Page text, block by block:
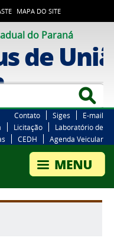
MAPA DO SITE
do Paraná
de
Contato Siges
E-mail
Licitação
Laboratório de
CEDH Agenda Veicular